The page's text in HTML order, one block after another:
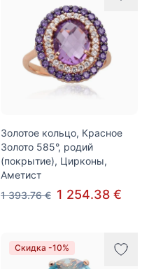
Золотое кольцо, Красное
Золото 585°, родий
(покрытие), Цирконы,
Аметист
1 393.76 € 1 254.38 €
Скидка -10%